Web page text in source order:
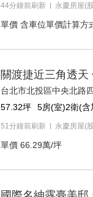
44分鐘前刷新 永慶房屋(
單價 含車位單價計算方
關渡捷近三角透天
台北市北投區中央北路
57.32坪 5房(室)2衛(含
51分鐘前刷新 永慶房屋(
單價 66.29萬/坪